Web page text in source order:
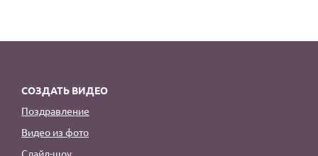
СОЗДАТЬ ВИДЕО
Поздравление
Видео из фото
Слайд-шоу